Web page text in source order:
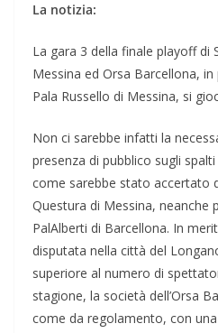
La notizia:
La gara 3 della finale playoff di
Messina ed Orsa Barcellona,
Pala Russello di Messina, si
Non ci sarebbe infatti la
presenza di pubblico sugli
come sarebbe stato accertato
Questura di Messina, neanche
PalAlberti di Barcellona. In
disputata nella città del
superiore al numero di
stagione, la società dell’Orsa
come da regolamento, con